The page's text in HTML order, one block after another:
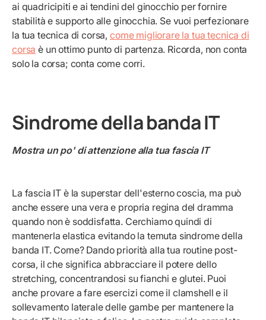
ai quadricipiti e ai tendini del ginocchio per fornire
stabilità e supporto alle ginocchia. Se vuoi perfezionare
la tua tecnica di corsa, come migliorare la tua tecnica di
corsa è un ottimo punto di partenza. Ricorda, non conta
solo la corsa; conta come corri.
Sindrome della banda IT
Mostra un po' di attenzione alla tua fascia IT
La fascia IT è la superstar dell'esterno coscia, ma può
anche essere una vera e propria regina del dramma
quando non è soddisfatta. Cerchiamo quindi di
mantenerla elastica evitando la temuta sindrome della
banda IT. Come? Dando priorità alla tua routine post-
corsa, il che significa abbracciare il potere dello
stretching, concentrandosi su fianchi e glutei. Puoi
anche provare a fare esercizi come il clamshell e il
sollevamento laterale delle gambe per mantenere la